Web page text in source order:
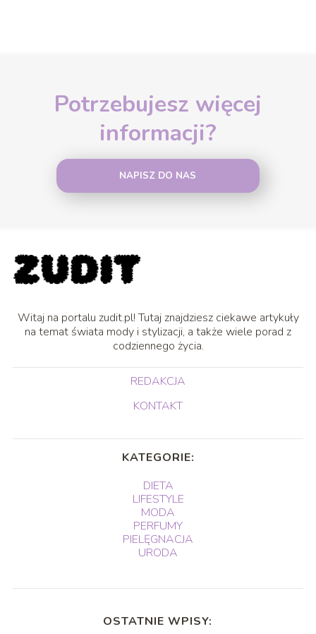
Potrzebujesz więcej
informacji?
NAPISZ DO NAS
Witaj na portalu zudit.pl! Tutaj znajdziesz ciekawe artykuły
na temat świata mody i stylizacji, a także wiele porad z
codziennego życia.
REDAKCJA
KONTAKT
KATEGORIE:
DIETA
LIFESTYLE
MODA
PERFUMY
PIELĘGNACJA
URODA
OSTATNIE WPISY: